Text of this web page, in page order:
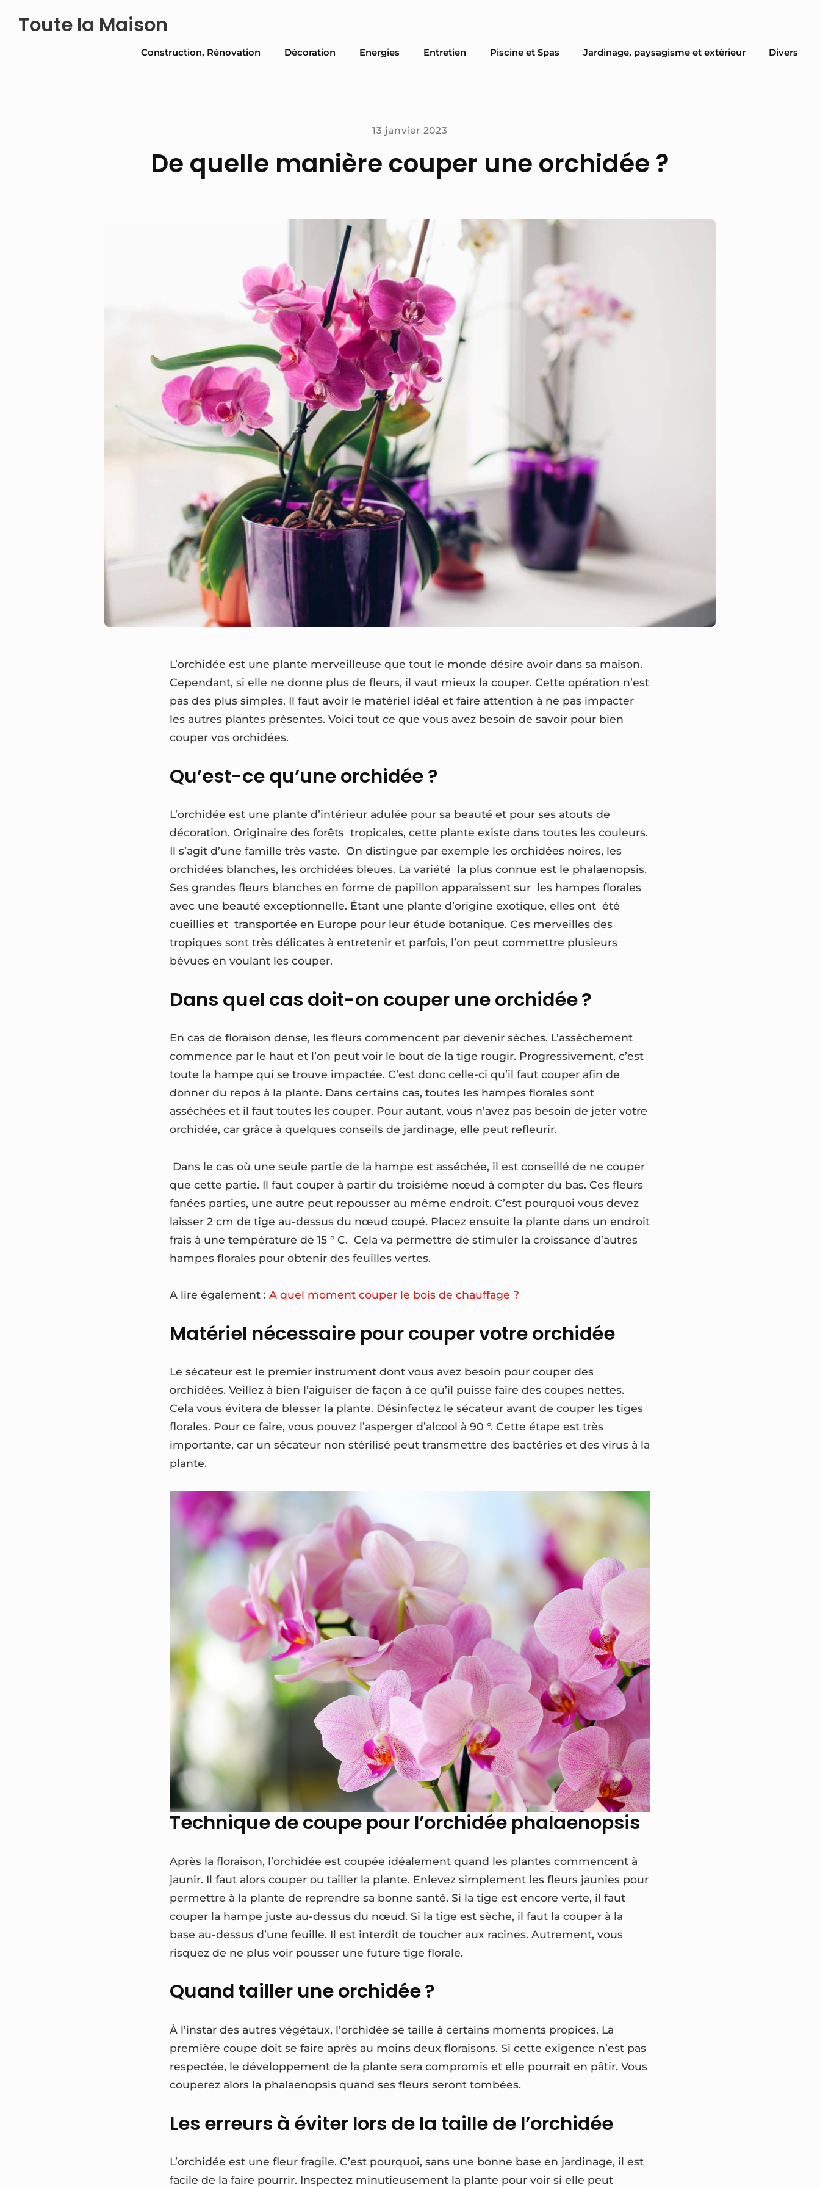
Toute la Maison
Site
Construction, Rénovation Décoration Energies Entretien Piscine et Spas Jardinage, paysagisme et extérieur Divers
13 janvier 2023
De quelle manière couper une orchidée ?
L’orchidée est une plante merveilleuse que tout le monde désire avoir dans sa maison.
Cependant, si elle ne donne plus de fleurs, il vaut mieux la couper. Cette opération n’est
pas des plus simples. Il faut avoir le matériel idéal et faire attention à ne pas impacter
les autres plantes présentes. Voici tout ce que vous avez besoin de savoir pour bien
couper vos orchidées.
Qu’est-ce qu’une orchidée ?
L’orchidée est une plante d’intérieur adulée pour sa beauté et pour ses atouts de
décoration. Originaire des forêts tropicales, cette plante existe dans toutes les couleurs.
Il s’agit d’une famille très vaste. On distingue par exemple les orchidées noires, les
orchidées blanches, les orchidées bleues. La variété la plus connue est le phalaenopsis.
Ses grandes fleurs blanches en forme de papillon apparaissent sur les hampes florales
avec une beauté exceptionnelle. Étant une plante d’origine exotique, elles ont été
cueillies et transportée en Europe pour leur étude botanique. Ces merveilles des
tropiques sont très délicates à entretenir et parfois, l’on peut commettre plusieurs
bévues en voulant les couper.
Dans quel cas doit-on couper une orchidée ?
En cas de floraison dense, les fleurs commencent par devenir sèches. L’assèchement
commence par le haut et l’on peut voir le bout de la tige rougir. Progressivement, c’est
toute la hampe qui se trouve impactée. C’est donc celle-ci qu’il faut couper afin de
donner du repos à la plante. Dans certains cas, toutes les hampes florales sont
asséchées et il faut toutes les couper. Pour autant, vous n’avez pas besoin de jeter votre
orchidée, car grâce à quelques conseils de jardinage, elle peut refleurir.
Dans le cas où une seule partie de la hampe est asséchée, il est conseillé de ne couper
que cette partie. Il faut couper à partir du troisième nœud à compter du bas. Ces fleurs
fanées parties, une autre peut repousser au même endroit. C’est pourquoi vous devez
laisser 2 cm de tige au-dessus du nœud coupé. Placez ensuite la plante dans un endroit
frais à une température de 15 ° C. Cela va permettre de stimuler la croissance d’autres
hampes florales pour obtenir des feuilles vertes.
A lire également :A quel moment couper le bois de chauffage ?
Matériel nécessaire pour couper votre orchidée
Le sécateur est le premier instrument dont vous avez besoin pour couper des
orchidées. Veillez à bien l’aiguiser de façon à ce qu’il puisse faire des coupes nettes.
Cela vous évitera de blesser la plante. Désinfectez le sécateur avant de couper les tiges
florales. Pour ce faire, vous pouvez l’asperger d’alcool à 90 °. Cette étape est très
importante, car un sécateur non stérilisé peut transmettre des bactéries et des virus à la
plante.
Technique de coupe pour l’orchidée phalaenopsis
Après la floraison, l’orchidée est coupée idéalement quand les plantes commencent à
jaunir. Il faut alors couper ou tailler la plante. Enlevez simplement les fleurs jaunies pour
permettre à la plante de reprendre sa bonne santé. Si la tige est encore verte, il faut
couper la hampe juste au-dessus du nœud. Si la tige est sèche, il faut la couper à la
base au-dessus d’une feuille. Il est interdit de toucher aux racines. Autrement, vous
risquez de ne plus voir pousser une future tige florale.
Quand tailler une orchidée ?
À l’instar des autres végétaux, l’orchidée se taille à certains moments propices. La
première coupe doit se faire après au moins deux floraisons. Si cette exigence n’est pas
respectée, le développement de la plante sera compromis et elle pourrait en pâtir. Vous
couperez alors la phalaenopsis quand ses fleurs seront tombées.
Les erreurs à éviter lors de la taille de l’orchidée
L’orchidée est une fleur fragile. C’est pourquoi, sans une bonne base en jardinage, il est
facile de la faire pourrir. Inspectez minutieusement la plante pour voir si elle peut